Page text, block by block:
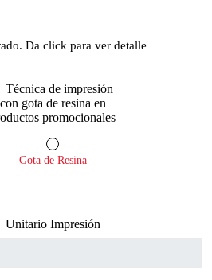
Da click para ver detalle
Gota de Resina
Unitario Impresión